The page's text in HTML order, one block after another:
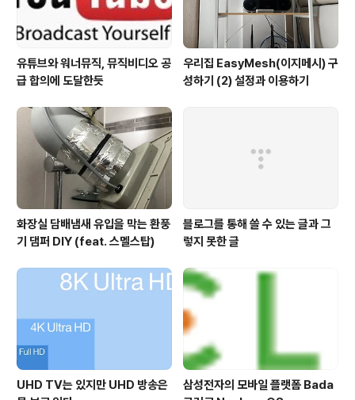
유튜브와 워너뮤직, 뮤직비디오 공
급 합의에 도달한듯
우리집 EasyMesh(이지메시) 구
성하기 (2) 설정과 이용하기
화장실 담배냄새 유입을 막는 환풍
기 댐퍼 DIY (feat. 스멜스탑)
블로그를 통해 쓸 수 있는 글과 그
렇지 못한 글
UHD TV는 있지만 UHD 방송은
삼성전자의 모바일 플랫폼 Bada